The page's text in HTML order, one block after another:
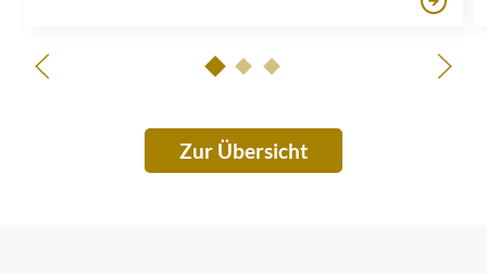
Zur Übersicht